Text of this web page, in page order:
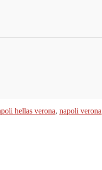
hellas verona, napoli verona